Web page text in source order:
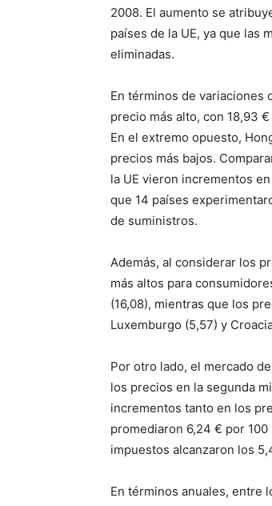
2008. El aumento se
países de la UE, ya que las
eliminadas.
En términos de variaciones
precio más alto, con 18,93
En el extremo opuesto,
precios más bajos.
la UE vieron incrementos
que 14 países
de suministros.
Además, al considerar los
más altos para
(16,08), mientras que los
Luxemburgo (5,57) y
Por otro lado, el mercado
los precios en la segunda
incrementos tanto en los
promediaron 6,24 € por
impuestos alcanzaron los
En términos anuales, entre